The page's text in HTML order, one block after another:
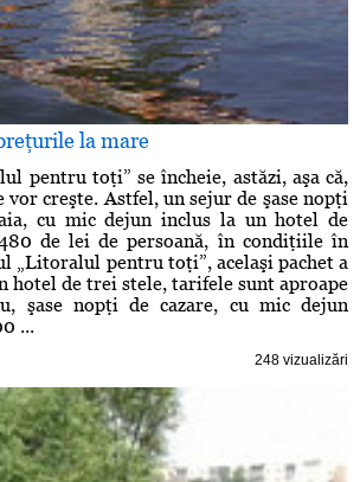
la mare
pentru toţi” se încheie, astăzi, aşa că,
creşte. Astfel, un sejur de şase nopţi
cu mic dejun inclus la un hotel de
de lei de persoană, în condiţiile în
„Litoralul pentru toţi”, acelaşi pachet a
hotel de trei stele, tarifele sunt aproape
şase nopţi de cazare, cu mic dejun
...
248 vizualizări